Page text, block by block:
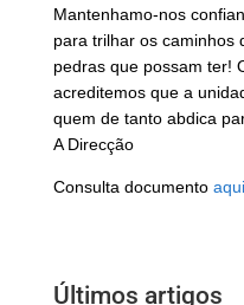
Mantenhamo-nos
para trilhar os caminhos
pedras que possam ter!
acreditemos que a
quem de tanto abdica
A Direcção
Consulta documento aqui
Últimos artigos